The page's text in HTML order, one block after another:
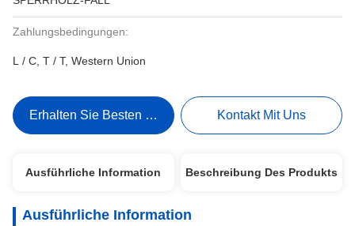
Zahlungsbedingungen:
L / C, T / T, Western Union
Erhalten Sie Besten Preis Kontakt Mit Uns
Ausführliche Information Beschreibung Des Produkts
Ausführliche Information